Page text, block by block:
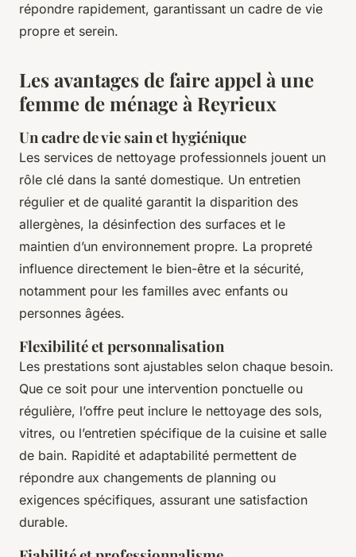
répondre rapidement, garantissant un cadre de vie
propre et serein.
Les avantages de faire appel à une
femme de ménage à Reyrieux
Un cadre de vie sain et hygiénique
Les services de nettoyage professionnels jouent un
rôle clé dans la santé domestique. Un entretien
régulier et de qualité garantit la disparition des
allergènes, la désinfection des surfaces et le
maintien d’un environnement propre. La propreté
influence directement le bien-être et la sécurité,
notamment pour les familles avec enfants ou
personnes âgées.
Flexibilité et personnalisation
Les prestations sont ajustables selon chaque besoin.
Que ce soit pour une intervention ponctuelle ou
régulière, l’offre peut inclure le nettoyage des sols,
vitres, ou l’entretien spécifique de la cuisine et salle
de bain. Rapidité et adaptabilité permettent de
répondre aux changements de planning ou
exigences spécifiques, assurant une satisfaction
durable.